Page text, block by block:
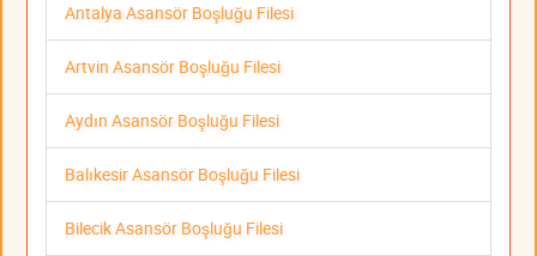
Antalya Asansör Boşluğu Filesi
Artvin Asansör Boşluğu Filesi
Aydın Asansör Boşluğu Filesi
Balıkesir Asansör Boşluğu Filesi
Bilecik Asansör Boşluğu Filesi